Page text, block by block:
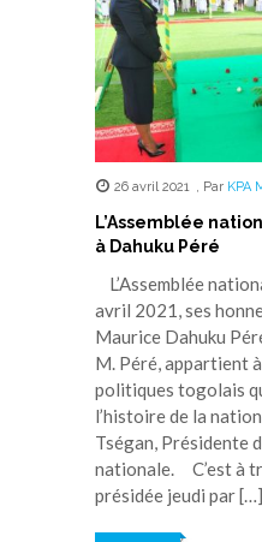
26 avril 2021 , Par KPA
L’Assemblée
à Dahuku Péré
L’Assemblée
avril 2021, ses
Maurice Dahuku
M. Péré, appartient
politiques togolais
l’histoire de la
Tségan, Présidente
nationale. C’est à
présidée jeudi par […]